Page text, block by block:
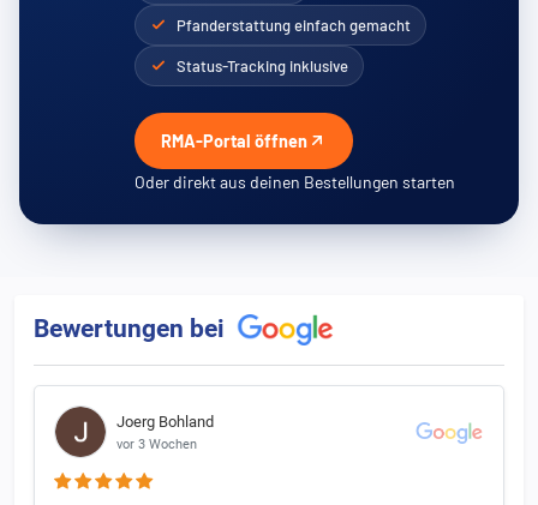
Pfanderstattung einfach gemacht
Status-Tracking inklusive
RMA-Portal öffnen
Oder direkt aus deinen Bestellungen starten
Bewertungen bei
Joerg Bohland
vor 3 Wochen